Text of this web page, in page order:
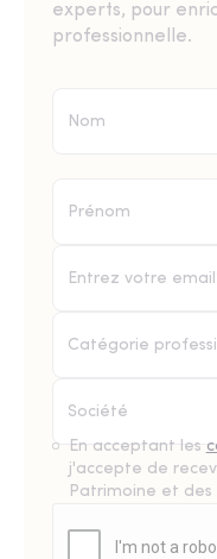
experts, pour
professionnelle.
Catégorie
En acceptant les
j'accepte de
Patrimoine et des